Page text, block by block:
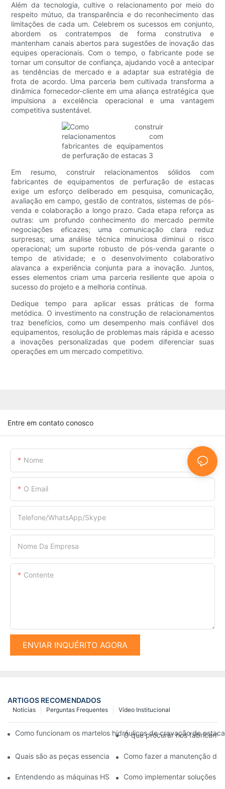
Além da tecnologia, cultive o relacionamento por meio do
respeito mútuo, da transparência e do reconhecimento das
limitações de cada um. Celebrem os sucessos em conjunto,
abordem os contratempos de forma construtiva e
mantenham canais abertos para sugestões de inovação das
equipes operacionais. Com o tempo, o fabricante pode se
tornar um consultor de confiança, ajudando você a antecipar
as tendências de mercado e a adaptar sua estratégia de
frota de acordo. Uma parceria bem cultivada transforma a
dinâmica fornecedor-cliente em uma aliança estratégica que
impulsiona a excelência operacional e uma vantagem
competitiva sustentável.
Em resumo, construir relacionamentos sólidos com
fabricantes de equipamentos de perfuração de estacas
exige um esforço deliberado em pesquisa, comunicação,
avaliação em campo, gestão de contratos, sistemas de pós-
venda e colaboração a longo prazo. Cada etapa reforça as
outras: um profundo conhecimento do mercado permite
negociações eficazes; uma comunicação clara reduz
surpresas; uma análise técnica minuciosa diminui o risco
operacional; um suporte robusto de pós-venda garante o
tempo de atividade; e o desenvolvimento colaborativo
alavanca a experiência conjunta para a inovação. Juntos,
esses elementos criam uma parceria resiliente que apoia o
sucesso do projeto e a melhoria contínua.
Dedique tempo para aplicar essas práticas de forma
metódica. O investimento na construção de relacionamentos
traz benefícios, como um desempenho mais confiável dos
equipamentos, resolução de problemas mais rápida e acesso
a inovações personalizadas que podem diferenciar suas
operações em um mercado competitivo.
Entre em contato conosco
Nome
O Email
Telefone/WhatsApp/Skype
Nome Da Empresa
Contente
ENVIAR INQUÉRITO AGORA
ARTIGOS RECOMENDADOS
Vídeo Institucional
Perguntas Frequentes
Notícias
Como funcionam os martelos hidráulicos de cravação de
O que procurar nos
Quais são as peças essenciais de uma máquina de cravar
Como fazer a manutenção
Entendendo as máquinas HSPD: O que você precisa saber
Como implementar soluções